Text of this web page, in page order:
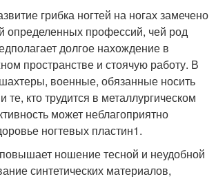
грибка ногтей на ногах замечено
определенных профессий, чей род
долгое нахождение в
пространстве и стоячую работу. В
военные, обязанные носить
те, кто трудится в металлургическом
может неблагоприятно
ногтевых пластин1.
ношение тесной и неудобной
синтетических материалов,